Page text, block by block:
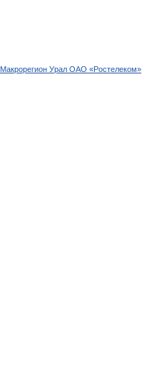
Макрорегион Урал ОАО «Ростелеком»